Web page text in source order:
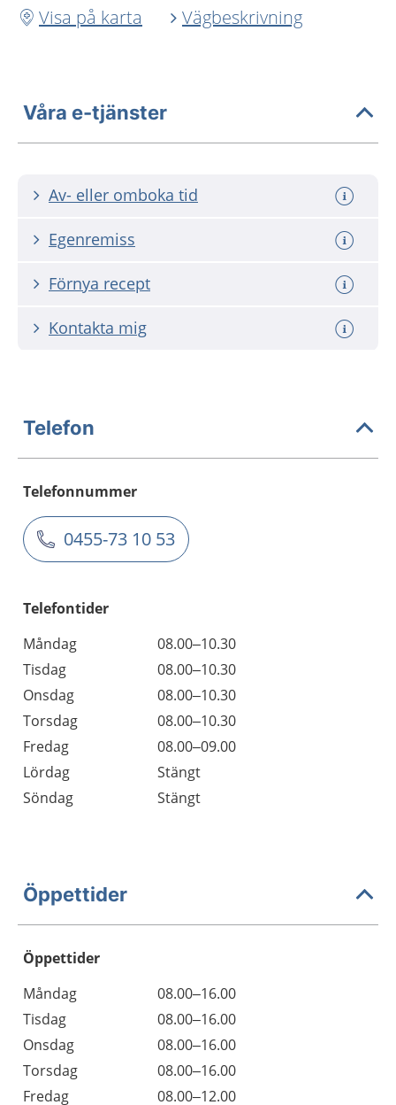
Visa på karta
Vägbeskrivning
Våra e-tjänster
Av- eller omboka tid
Egenremiss
Förnya recept
Kontakta mig
Telefon
Telefonnummer
0455-73 10 53
Telefontider
Måndag
08.00–10.30
Tisdag
08.00–10.30
Onsdag
08.00–10.30
Torsdag
08.00–10.30
Fredag
08.00–09.00
Lördag
Stängt
Söndag
Stängt
Öppettider
Öppettider
Dag
Öppettider
Kommentarer
Måndag
08.00–16.00
Tisdag
08.00–16.00
Onsdag
08.00–16.00
Torsdag
08.00–16.00
Fredag
08.00–12.00